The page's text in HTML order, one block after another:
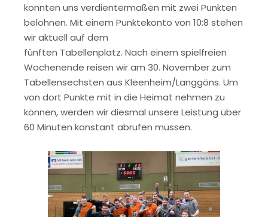
konnten uns verdientermaßen mit zwei Punkten
belohnen. Mit einem Punktekonto von 10:8 stehen
wir aktuell auf dem
fünften Tabellenplatz. Nach einem spielfreien
Wochenende reisen wir am 30. November zum
Tabellensechsten aus Kleenheim/Langgöns. Um
von dort Punkte mit in die Heimat nehmen zu
können, werden wir diesmal unsere Leistung über
60 Minuten konstant abrufen müssen.